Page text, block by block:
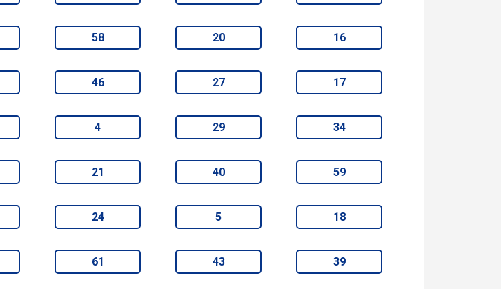
58 20 16
46 27 17
4 29 34
21 40 59
24 5 18
61 43 39